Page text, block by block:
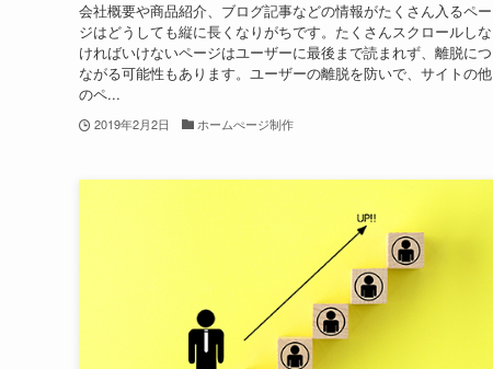
会社概要や商品紹介、ブログ記事などの情報がたくさん入るペー
ジはどうしても縦に長くなりがちです。たくさんスクロールしな
ければいけないページはユーザーに最後まで読まれず、離脱につ
ながる可能性もあります。ユーザーの離脱を防いで、サイトの他
のペ...
2019年2月2日 ホームぺージ制作